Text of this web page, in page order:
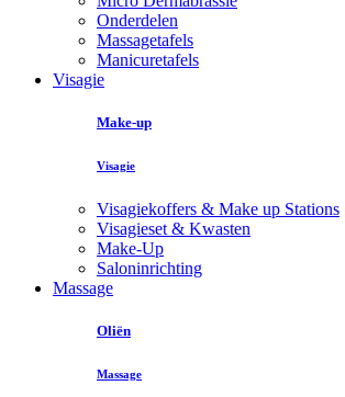
Onderdelen
Massagetafels
Manicuretafels
Visagie
Make-up
Visagie
Visagiekoffers & Make up Stations
Visagieset & Kwasten
Make-Up
Saloninrichting
Massage
Oliën
Massage